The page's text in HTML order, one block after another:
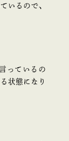
いるので、
っているの
状態になり